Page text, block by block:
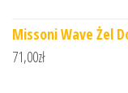
Missoni Wave Żel
71,00zł